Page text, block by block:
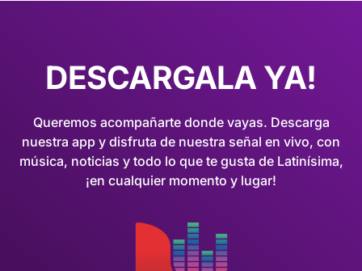
DESCARGALA YA!
Queremos acompañarte donde vayas. Descarga
nuestra app y disfruta de nuestra señal en vivo, con
música, noticias y todo lo que te gusta de Latinísima,
¡en cualquier momento y lugar!